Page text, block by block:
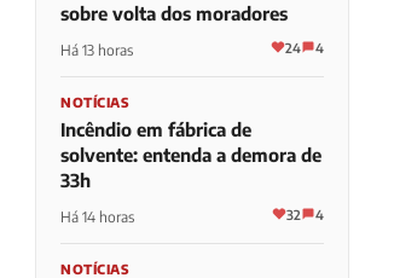
sobre volta dos moradores
Há 13 horas 24 4
NOTÍCIAS
Incêndio em fábrica de
solvente: entenda a demora de
33h
Há 14 horas 32 4
NOTÍCIAS